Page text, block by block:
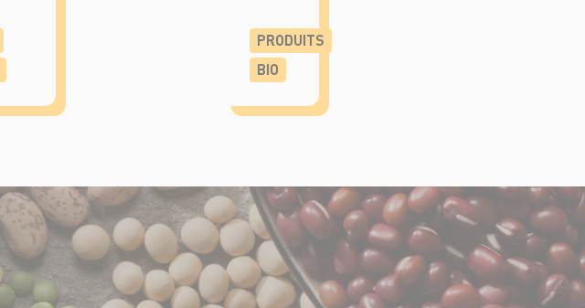
PRODUITS
BIO